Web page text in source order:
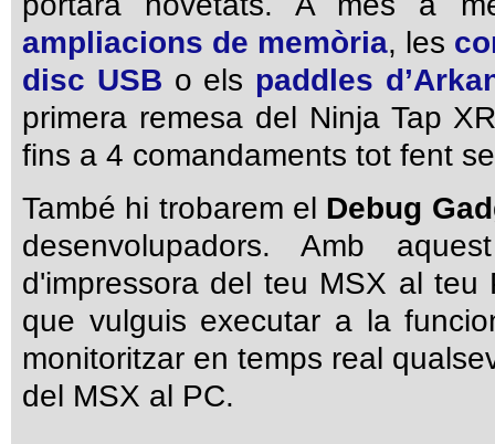
ampliacions de memòria, les
disc USB o els paddles
primera remesa del Ninja Tap
fins a 4 comandaments tot fent
També hi trobarem el Debug
desenvolupadors. Amb
d'impressora del teu MSX al
que vulguis executar a la
monitoritzar en temps real
del MSX al PC.